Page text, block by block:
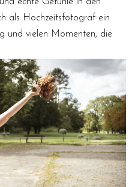
als Hochzeitsfotograf ein
und vielen Momenten, die